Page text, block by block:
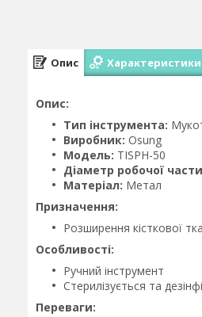
Опис Характеристики
Опис:
Тип інструмента:
Виробник: Osung
Модель: TISPH-50
Діаметр робочої
Матеріал: Метал
Призначення:
Розширення кісткової
Особливості:
Ручний інструмент
Стерилізується та
Переваги: